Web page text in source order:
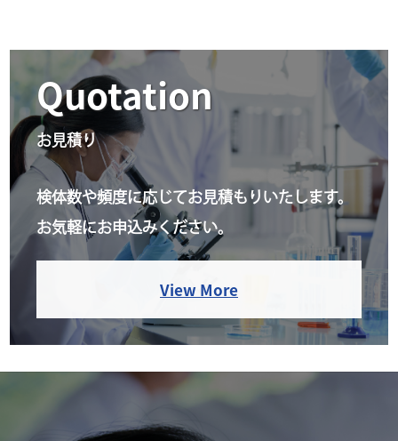
Quotation
お見積り
検体数や頻度に応じてお見積もりいたします。
お気軽にお申込みください。
View More